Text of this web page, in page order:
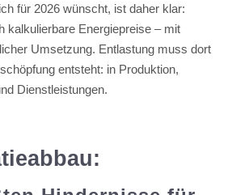
für 2026 wünscht, ist daher klar:
kalkulierbare Energiepreise – mit
Umsetzung. Entlastung muss dort
entsteht: in Produktion,
Dienstleistungen.